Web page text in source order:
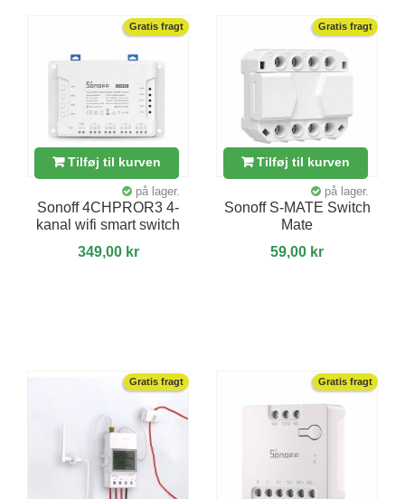
Gratis fragt
Tilføj til kurven
på lager.
Sonoff 4CHPROR3 4-
kanal wifi smart switch
349,00 kr
Gratis fragt
Tilføj til kurven
på lager.
Sonoff S-MATE Switch
Mate
59,00 kr
Gratis fragt Gratis fragt